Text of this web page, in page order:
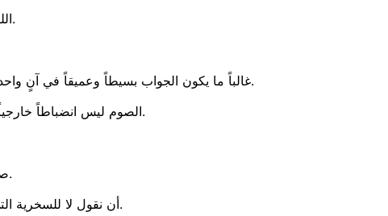
اللطف ليست ضعفاً بل نضجاً، هي قوة من يختار البناء بدل الهدم.
غالباً ما يكون الجواب بسيطاً وعميقاً في آنٍ واحد: نحن نجرح لأننا مجروحون. ففي داخل كل إنسان جرحٌ خفيّ، وألمٌ ربما لم نسمح لله بعد أن يلمسه ويشفـيه.
الصوم ليس انضباطاً خارجياً فقط، بل مسيرة شفاء داخلي؛ فعندما يُشفى الداخل، يهدأ اللسان ويفيض القلب سلاماً.
صوم يغيّر وجه البيت والمجتمع يبدأ بقرار بسيط داخل كل عائلة.
أن نقول لا للسخرية التي تجرح، ولا للتحقير الذي يكسر الكرامة، ولا للصراخ الذي يزرع الخوف في القلوب.